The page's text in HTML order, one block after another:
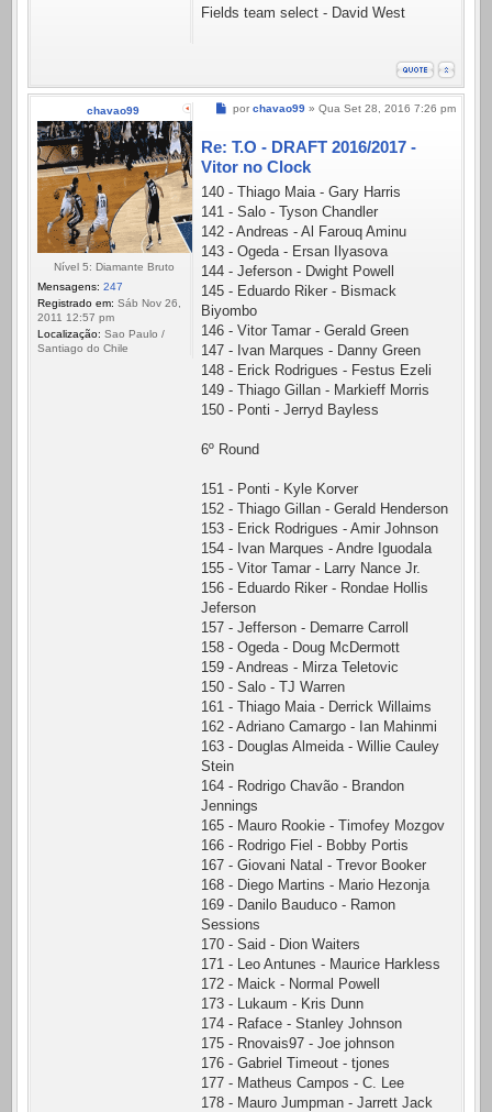
Fields team select - David West
chavao99
Nível 5: Diamante Bruto
Mensagens: 247
Registrado em: Sáb Nov 26,
2011 12:57 pm
Localização: Sao Paulo /
Santiago do Chile
Mensagem
por chavao99 » Qua Set 28, 2016 7:26 pm
Re: T.O - DRAFT 2016/2017 -
Vitor no Clock
140 - Thiago Maia - Gary Harris
141 - Salo - Tyson Chandler
142 - Andreas - Al Farouq Aminu
143 - Ogeda - Ersan Ilyasova
144 - Jeferson - Dwight Powell
145 - Eduardo Riker - Bismack
Biyombo
146 - Vitor Tamar - Gerald Green
147 - Ivan Marques - Danny Green
148 - Erick Rodrigues - Festus Ezeli
149 - Thiago Gillan - Markieff Morris
150 - Ponti - Jerryd Bayless
6º Round
151 - Ponti - Kyle Korver
152 - Thiago Gillan - Gerald Henderson
153 - Erick Rodrigues - Amir Johnson
154 - Ivan Marques - Andre Iguodala
155 - Vitor Tamar - Larry Nance Jr.
156 - Eduardo Riker - Rondae Hollis
Jeferson
157 - Jefferson - Demarre Carroll
158 - Ogeda - Doug McDermott
159 - Andreas - Mirza Teletovic
150 - Salo - TJ Warren
161 - Thiago Maia - Derrick Willaims
162 - Adriano Camargo - Ian Mahinmi
163 - Douglas Almeida - Willie Cauley
Stein
164 - Rodrigo Chavão - Brandon
Jennings
165 - Mauro Rookie - Timofey Mozgov
166 - Rodrigo Fiel - Bobby Portis
167 - Giovani Natal - Trevor Booker
168 - Diego Martins - Mario Hezonja
169 - Danilo Bauduco - Ramon
Sessions
170 - Said - Dion Waiters
171 - Leo Antunes - Maurice Harkless
172 - Maick - Normal Powell
173 - Lukaum - Kris Dunn
174 - Raface - Stanley Johnson
175 - Rnovais97 - Joe johnson
176 - Gabriel Timeout - tjones
177 - Matheus Campos - C. Lee
178 - Mauro Jumpman - Jarrett Jack